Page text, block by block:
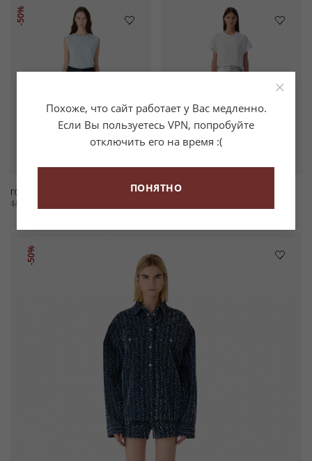
-50%
ГОЛУБОЙ ТОП GLORIANA
15 900 ₽
БРЮКИ-КЭРРОТ ИЗ СЕРЕБРИСТОЙ
128 900 ₽
-50%
×
Похоже, что сайт работает у Вас медленно.
Если Вы пользуетесь VPN, попробуйте
отключить его на время :(
ПОНЯТНО